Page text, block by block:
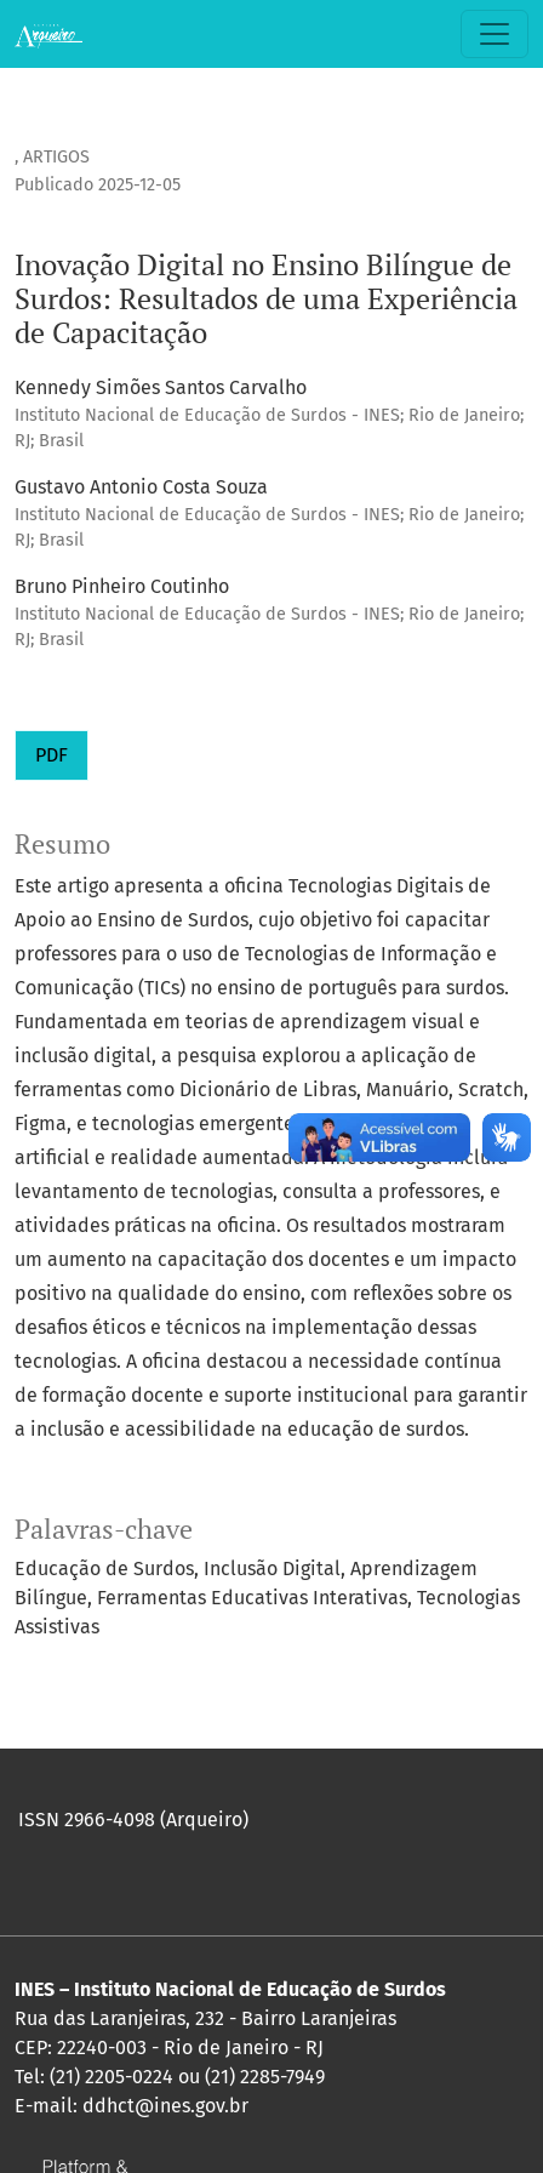
, ARTIGOS
Inovação Digital no Ensino Bilíngue de
Surdos: Resultados de uma Experiência
de Capacitação
Publicado 2025-12-05
Kennedy Simões Santos Carvalho
Instituto Nacional de Educação de Surdos - INES; Rio de Janeiro;
RJ; Brasil
Gustavo Antonio Costa Souza
Instituto Nacional de Educação de Surdos - INES; Rio de Janeiro;
RJ; Brasil
Bruno Pinheiro Coutinho
Instituto Nacional de Educação de Surdos - INES; Rio de Janeiro;
RJ; Brasil
PDF
Palavras-chave
Educação de Surdos Inclusão Digital Aprendizagem
Bilíngue Ferramentas Educativas Interativas Tecnologias
Assistivas
Resumo
Este artigo apresenta a oficina Tecnologias Digitais de
Apoio ao Ensino de Surdos, cujo objetivo foi capacitar
professores para o uso de Tecnologias de Informação e
Comunicação (TICs) no ensino de português para surdos.
Fundamentada em teorias de aprendizagem visual e
inclusão digital, a pesquisa explorou a aplicação de
ferramentas como Dicionário de Libras, Manuário, Scratch,
Figma, e tecnologias emergentes como inteligência
artificial e realidade aumentada. A metodologia incluiu
levantamento de tecnologias, consulta a professores, e
atividades práticas na oficina. Os resultados mostraram
um aumento na capacitação dos docentes e um impacto
positivo na qualidade do ensino, com reflexões sobre os
desafios éticos e técnicos na implementação dessas
tecnologias. A oficina destacou a necessidade contínua
de formação docente e suporte institucional para garantir
a inclusão e acessibilidade na educação de surdos.
ISSN 2966-4098 (Arqueiro)
INES – Instituto Nacional de Educação de Surdos
Rua das Laranjeiras, 232 - Bairro Laranjeiras
CEP: 22240-003 - Rio de Janeiro - RJ
Tel: (21) 2205-0224 ou (21) 2285-7949
E-mail: ddhct@ines.gov.br